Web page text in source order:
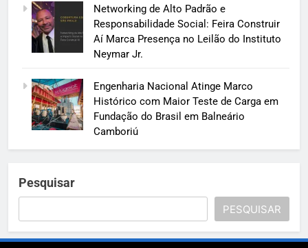
Networking de Alto Padrão e
Responsabilidade Social: Feira Construir
Aí Marca Presença no Leilão do Instituto
Neymar Jr.
Engenharia Nacional Atinge Marco
Histórico com Maior Teste de Carga em
Fundação do Brasil em Balneário
Camboriú
Pesquisar
PESQUISAR